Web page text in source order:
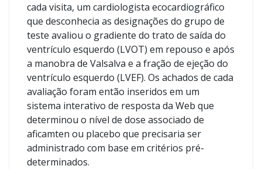
cada visita, um cardiologista ecocardiográfico
que desconhecia as designações do grupo de
teste avaliou o gradiente do trato de saída do
ventrículo esquerdo (LVOT) em repouso e após
a manobra de Valsalva e a fração de ejeção do
ventrículo esquerdo (LVEF). Os achados de cada
avaliação foram então inseridos em um
sistema interativo de resposta da Web que
determinou o nível de dose associado de
aficamten ou placebo que precisaria ser
administrado com base em critérios pré-
determinados.